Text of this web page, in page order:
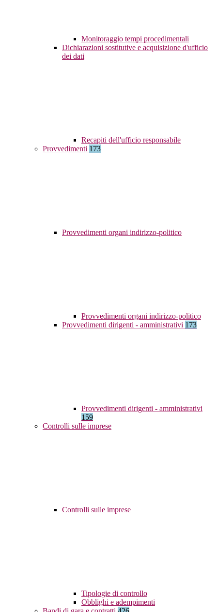
Monitoraggio tempi procedimentali
Dichiarazioni sostitutive e acquisizione d'ufficio
dei dati
Recapiti dell'ufficio responsabile
Provvedimenti 173
Provvedimenti organi indirizzo-politico
Provvedimenti organi indirizzo-politico
Provvedimenti dirigenti - amministrativi 173
Provvedimenti dirigenti - amministrativi
159
Controlli sulle imprese
Controlli sulle imprese
Tipologie di controllo
Obblighi e adempimenti